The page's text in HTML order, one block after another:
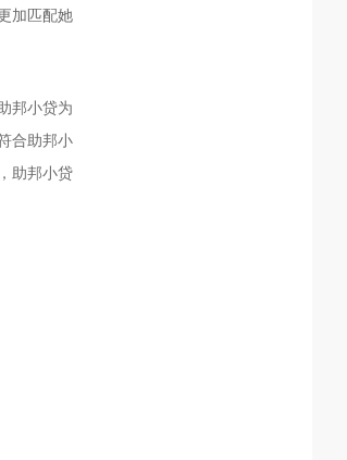
加匹配她
邦小贷为
合助邦小
助邦小贷